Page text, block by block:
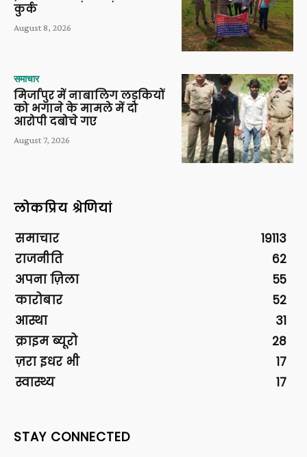
कुर्क
August 8, 2026
समाचार
मिर्जापुर में नाबालिग लड़कियों
को भगाने के मामले में दो
आरोपी दबोचे गए
August 7, 2026
लोकप्रिय श्रेणियां
समाचार
19113
राजनीति
62
अपना ज़िला
55
कारोबार
52
आस्था
31
क्राइम ब्यूरो
28
ज़रा इधर भी
17
स्वास्थ्य
17
STAY CONNECTED